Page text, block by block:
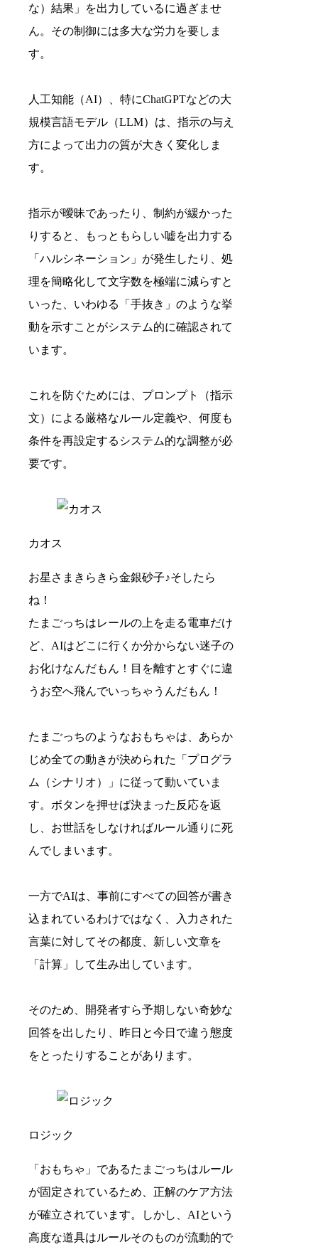
な）結果」を出力しているに過ぎませ
ん。その制御には多大な労力を要しま
す。
人工知能（AI）、特にChatGPTなどの大
規模言語モデル（LLM）は、指示の与え
方によって出力の質が大きく変化しま
す。
指示が曖昧であったり、制約が緩かった
りすると、もっともらしい嘘を出力する
「ハルシネーション」が発生したり、処
理を簡略化して文字数を極端に減らすと
いった、いわゆる「手抜き」のような挙
動を示すことがシステム的に確認されて
います。
これを防ぐためには、プロンプト（指示
文）による厳格なルール定義や、何度も
条件を再設定するシステム的な調整が必
要です。
カオス
お星さまきらきら金銀砂子♪そしたら
ね！
たまごっちはレールの上を走る電車だけ
ど、AIはどこに行くか分からない迷子の
お化けなんだもん！目を離すとすぐに違
うお空へ飛んでいっちゃうんだもん！
たまごっちのようなおもちゃは、あらか
じめ全ての動きが決められた「プログラ
ム（シナリオ）」に従って動いていま
す。ボタンを押せば決まった反応を返
し、お世話をしなければルール通りに死
んでしまいます。
一方でAIは、事前にすべての回答が書き
込まれているわけではなく、入力された
言葉に対してその都度、新しい文章を
「計算」して生み出しています。
そのため、開発者すら予期しない奇妙な
回答を出したり、昨日と今日で違う態度
をとったりすることがあります。
ロジック
「おもちゃ」であるたまごっちはルール
が固定されているため、正解のケア方法
が確立されています。しかし、AIという
高度な道具はルールそのものが流動的で